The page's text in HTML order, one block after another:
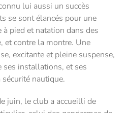
lui aussi un succès
se sont élancés pour une
pied et natation dans des
et contre la montre. Une
excitante et pleine suspense,
installations, et ses
nautique.
juin, le club a accueilli de